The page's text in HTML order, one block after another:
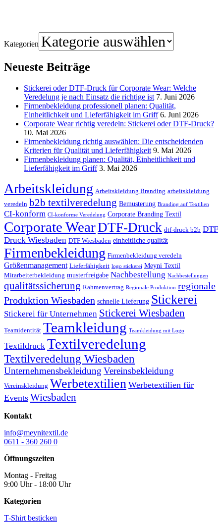
Kategorien
Neueste Beiträge
Stickerei oder DTF-Druck für Corporate Wear: Welche
Veredelung je nach Einsatz die richtige ist 7. Juni 2026
Firmenbekleidung professionell planen: Qualität,
Einheitlichkeit und Lieferfähigkeit im Griff 6. Juni 2026
Corporate Wear richtig veredeln: Stickerei oder DTF‑Druck?
10. Mai 2026
Firmenbekleidung richtig auswählen: Die entscheidenden
Kriterien für Qualität und Lieferfähigkeit 9. Mai 2026
Firmenbekleidung planen: Qualität, Einheitlichkeit und
Lieferfähigkeit im Griff 3. Mai 2026
Arbeitskleidung Arbeitskleidung Branding arbeitskleidung
veredeln b2b textilveredelung Bemusterung Branding auf Textilien
CI-konform CI-konforme Veredelung Corporate Branding Textil
Corporate WearDTF-Druck dtf-druck b2b DTF
Druck Wiesbaden DTF Wiesbaden einheitliche qualität
Firmenbekleidung Firmenbekleidung veredeln
Größenmanagement Lieferfähigkeit logo stickerei Meyni Textil
Mitarbeiterbekleidung musterfreigabe Nachbestellung Nachbestellungen
qualitätssicherung Rahmenvertrag Regionale Produktion regionale
Produktion Wiesbaden schnelle Lieferung Stickerei
Stickerei für Unternehmen Stickerei Wiesbaden
Teamidentität Teamkleidung Teamkleidung mit Logo
Textildruck Textilveredelung
Textilveredelung Wiesbaden
Unternehmensbekleidung Vereinsbekleidung
Vereinskleidung Werbetextilien Werbetextilien für
Events Wiesbaden
Kontakt
info@meynitextil.de
0611 - 360 260 0
Öffnungszeiten
Montag - Freitag
9:00 Uhr - 18:00 Uhr
Kategorien
T-Shirt besticken